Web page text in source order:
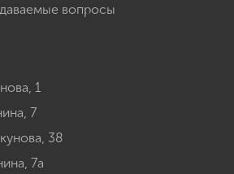
вопросы
1
7
38
7а